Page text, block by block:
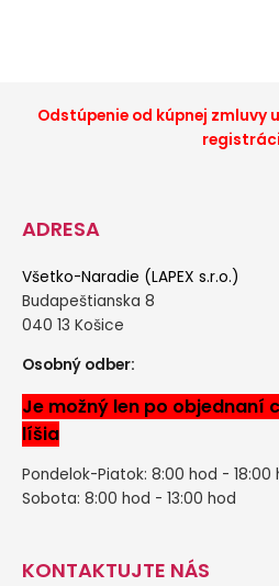
Odstúpenie od kúpnej zmluvy
ADRESA
Všetko-Naradie (LAPEX s.r.o.)
Budapeštianska 8
040 13 Košice
Osobný odber:
Je možný len po objednaní
líšia
Pondelok-Piatok: 8:00 hod - 18:00
Sobota: 8:00 hod - 13:00 hod
KONTAKTUJTE NÁS